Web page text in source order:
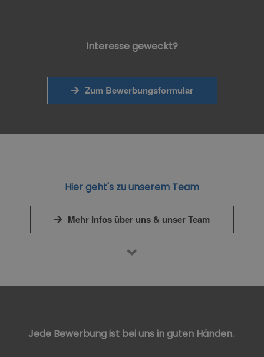
Interesse geweckt?
Zum Bewerbungsformular
Hier geht's zu unserem Team
Mehr Infos über uns & unser Team
Jede Bewerbung ist bei uns in guten Händen.